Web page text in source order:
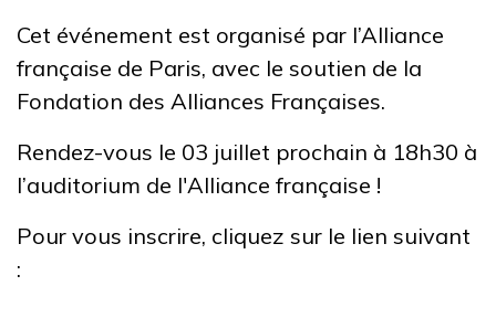
Cet événement est organisé par l’Alliance
française de Paris, avec le soutien de la
Fondation des Alliances Françaises.
Rendez-vous le 03 juillet prochain à 18h30 à
l’auditorium de l'Alliance française !
Pour vous inscrire, cliquez sur le lien suivant
: